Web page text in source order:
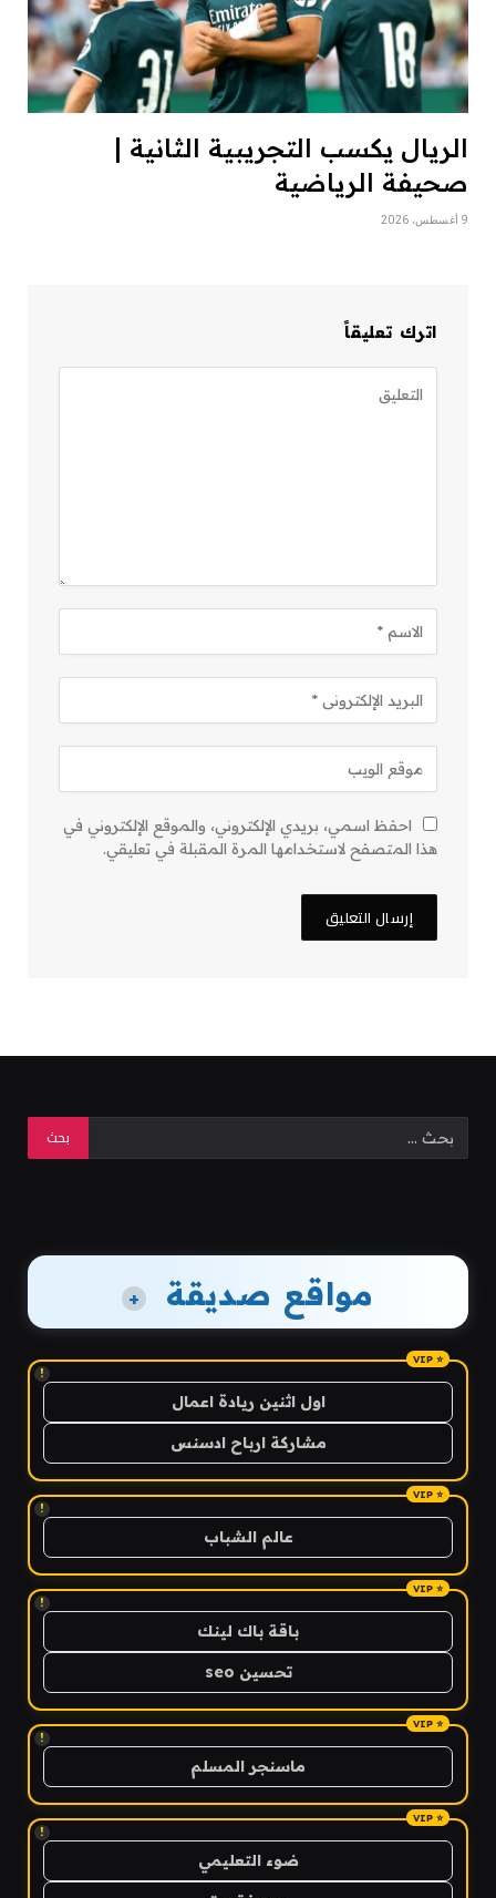
الريال يكسب التجريبية الثانية |
صحيفة الرياضية
9 أغسطس، 2026
اترك تعليقاً
احفظ اسمي، بريدي الإلكتروني، والموقع الإلكتروني في
هذا المتصفح لاستخدامها المرة المقبلة في تعليقي.
مواقع صديقة +
!
اول اثنين ريادة اعمال
مشاركة ارباح ادسنس
!
عالم الشباب
!
باقة باك لينك
تحسين seo
!
ماسنجر المسلم
!
ضوء التعليمي